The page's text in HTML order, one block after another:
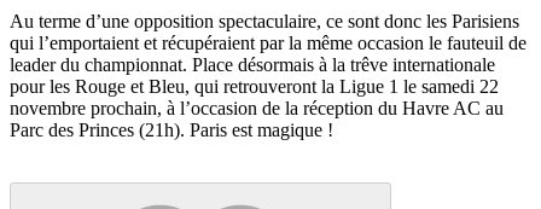
Au terme d’une opposition spectaculaire, ce sont donc les Parisiens
qui l’emportaient et récupéraient par la même occasion le fauteuil de
leader du championnat. Place désormais à la trêve internationale
pour les Rouge et Bleu, qui retrouveront la Ligue 1 le samedi 22
novembre prochain, à l’occasion de la réception du Havre AC au
Parc des Princes (21h). Paris est magique !